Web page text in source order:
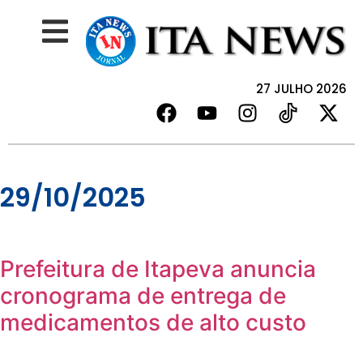
27 JULHO 2026
29/10/2025
Prefeitura de Itapeva anuncia
cronograma de entrega de
medicamentos de alto custo